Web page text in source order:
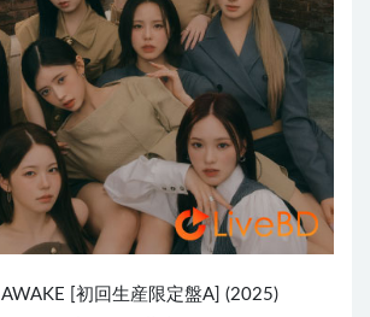
AWAKE [初回生産限定盤A] (2025)